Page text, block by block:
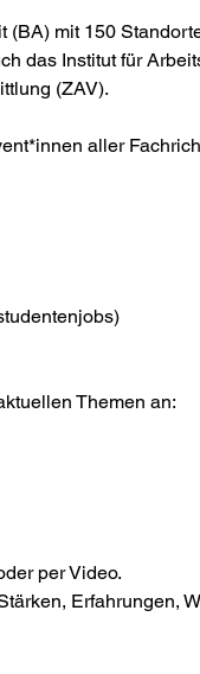
(BA) mit 150
das Institut für
(ZAV).
aller
Themen an:
per Video.
Erfahrungen,